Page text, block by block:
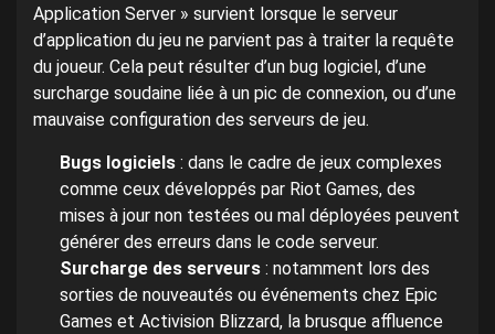
Application Server » survient lorsque le serveur
d’application du jeu ne parvient pas à traiter la requête
du joueur. Cela peut résulter d’un bug logiciel, d’une
surcharge soudaine liée à un pic de connexion, ou d’une
mauvaise configuration des serveurs de jeu.
Bugs logiciels : dans le cadre de jeux complexes
comme ceux développés par Riot Games, des
mises à jour non testées ou mal déployées peuvent
générer des erreurs dans le code serveur.
Surcharge des serveurs : notamment lors des
sorties de nouveautés ou événements chez Epic
Games et Activision Blizzard, la brusque affluence